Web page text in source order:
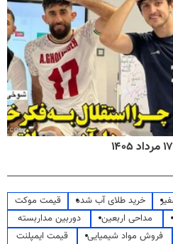
خرید طلای آب شده
قیمت موکت
مداحی اربعین
دوربین مداربسته
فروش مواد شیمیایی
قیمت ایمپلنت